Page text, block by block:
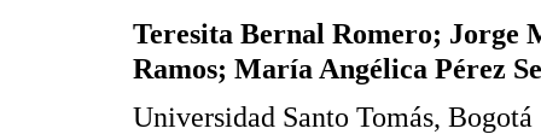
Teresita Bernal Romero;
Ramos; María Angélica Pérez
Universidad Santo Tomás, Bogotá